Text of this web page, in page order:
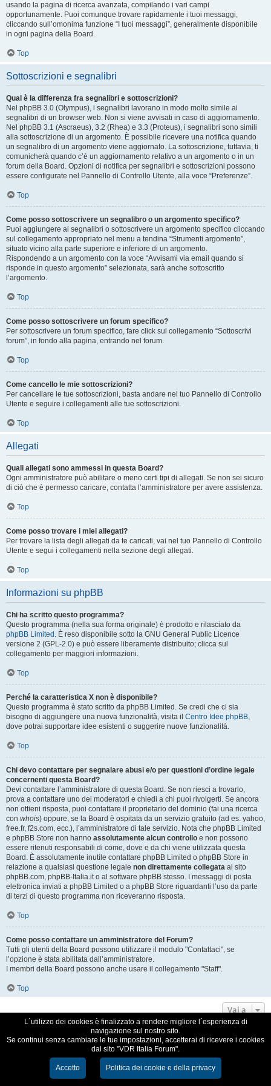
usando la pagina di ricerca avanzata, compilando i vari campi
opportunamente. Puoi comunque trovare rapidamente i tuoi messaggi,
cliccando sull’omonima funzione “I tuoi messaggi”, generalmente disponibile
in ogni pagina della Board.
Top
Sottoscrizioni e segnalibri
Qual è la differenza fra segnalibri e sottoscrizioni?
Nel phpBB 3.0 (Olympus), i segnalibri lavorano in modo molto simile ai
segnalibri di un browser web. Non si viene avvisati in caso di aggiornamento.
Nel phpBB 3.1 (Ascraeus), 3.2 (Rhea) e 3.3 (Proteus), i segnalibri sono simili
alla sottoscrizione di un argomento. È possibile ricevere una notifica quando
un segnalibro di un argomento viene aggiornato. La sottoscrizione, tuttavia, ti
comunicherà quando c’è un aggiornamento relativo a un argomento o in un
forum della Board. Opzioni di notifica per segnalibri e sottoscrizioni possono
essere configurate nel Pannello di Controllo Utente, alla voce “Preferenze”.
Top
Come posso sottoscrivere un segnalibro o un argomento specifico?
Puoi aggiungere ai segnalibri o sottoscrivere un argomento specifico cliccando
sul collegamento appropriato nel menu a tendina “Strumenti argomento”,
situato vicino alla parte superiore e inferiore di un argomento.
Rispondendo a un argomento con la voce “Avvisami via email quando si
risponde in questo argomento” selezionata, sarà anche sottoscritto
l’argomento.
Top
Come posso sottoscrivere un forum specifico?
Per sottoscrivere un forum specifico, fare click sul collegamento “Sottoscrivi
forum”, in fondo alla pagina, entrando nel forum.
Top
Come cancello le mie sottoscrizioni?
Per cancellare le tue sottoscrizioni, basta andare nel tuo Pannello di Controllo
Utente e seguire i collegamenti alle tue sottoscrizioni.
Top
Allegati
Quali allegati sono ammessi in questa Board?
Ogni amministratore può abilitare o meno certi tipi di allegati. Se non sei sicuro
di ciò che è permesso caricare, contatta l’amministratore per avere assistenza.
Top
Come posso trovare i miei allegati?
Per trovare la lista degli allegati da te caricati, vai nel tuo Pannello di Controllo
Utente e segui i collegamenti nella sezione degli allegati.
Top
Informazioni su phpBB
Chi ha scritto questo programma?
Questo programma (nella sua forma originale) è prodotto e rilasciato da
phpBB Limited . È reso disponibile sotto la GNU General Public Licence
versione 2 (GPL-2.0) e può essere liberamente distribuito; clicca sul
collegamento per maggiori informazioni.
Top
Perché la caratteristica X non è disponibile?
Questo programma è stato scritto da phpBB Limited. Se credi che ci sia
bisogno di aggiungere una nuova funzionalità, visita il Centro Idee phpBB,
dove potrai supportare idee esistenti o suggerire nuove funzionalità.
Top
Chi devo contattare per segnalare abusi e/o per questioni d’ordine legale
concernenti questa Board?
Devi contattare l’amministratore di questa Board. Se non riesci a trovarlo,
prova a contattare uno dei moderatori e chiedi a chi puoi rivolgerti. Se ancora
non ottieni risposta, puoi contattare il proprietario del dominio (fai una ricerca
con whois) oppure, se la Board è ospitata da un servizio gratuito (ad es. yahoo,
free.fr, f2s.com, ecc.), l’amministratore di tale servizio. Nota che phpBB Limited
e phpBB Store non hanno assolutamente alcun controllo e non possono
essere ritenuti responsabili di come, dove e da chi viene utilizzata questa
Board. È assolutamente inutile contattare phpBB Limited o phpBB Store in
relazione a qualsiasi questione legale non direttamente collegata al sito
phpBB.com, phpBB-Italia.it o al software phpBB stesso. I messaggi di posta
elettronica inviati a phpBB Limited o a phpBB Store riguardanti l’uso da parte
di terzi di questo programma non riceveranno risposta.
Top
Come posso contattare un amministratore del Forum?
Tutti gli utenti della Board possono utilizzare il modulo "Contattaci", se
l’opzione è stata abilitata dall’amministratore.
I membri della Board possono anche usare il collegamento "Staff".
Top
Vai a
VDR Italia, comunità italiana utilizzatori VDR
Traduzione Italiana phpBB-Italia.it
Cookie e Privacy
L´utilizzo dei cookies è finalizzato a rendere migliore l´esperienza di
navigazione sul nostro sito.
Se continui senza cambiare le tue impostazioni, accetterai di ricevere i cookies
dal sito "VDR Italia Forum".
Accetto Politica dei cookie e della privacy